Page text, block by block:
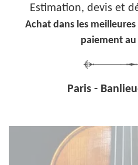
Estimation, devis et
Achat dans les
paiement
Paris -